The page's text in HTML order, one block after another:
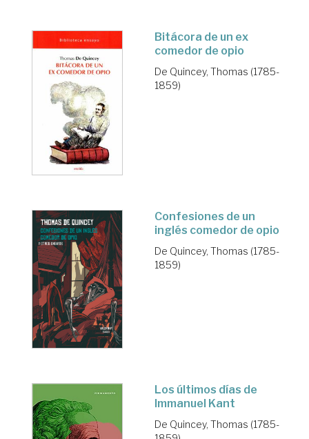
Bitácora de un ex
comedor de opio
De Quincey, Thomas (1785-
1859)
Confesiones de un
inglés comedor de opio
De Quincey, Thomas (1785-
1859)
Los últimos días de
Immanuel Kant
De Quincey, Thomas (1785-